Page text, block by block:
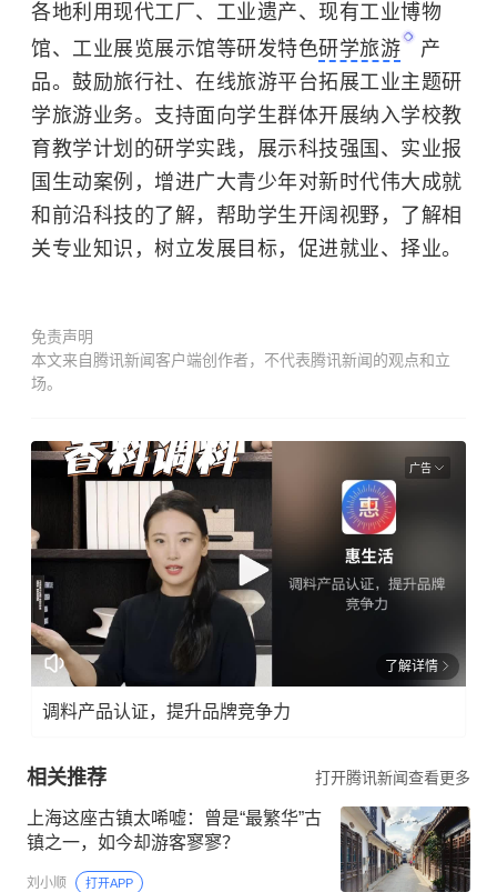
各地利用现代工厂、工业遗产、现有工业博物
馆、工业展览展示馆等研发特色研学旅游
产
品。鼓励旅行社、在线旅游平台拓展工业主题研
学旅游业务。支持面向学生群体开展纳入学校教
育教学计划的研学实践，展示科技强国、实业报
国生动案例，增进广大青少年对新时代伟大成就
和前沿科技的了解，帮助学生开阔视野，了解相
关专业知识，树立发展目标，促进就业、择业。
免责声明
本文来自腾讯新闻客户端创作者，不代表腾讯新闻的观点和立
场。
广告
了解详情
调料产品认证，提升品牌竞争力
相关推荐 打开腾讯新闻查看更多
上海这座古镇太唏嘘：曾是“最繁华”古
镇之一，如今却游客寥寥？
刘小顺 打开APP